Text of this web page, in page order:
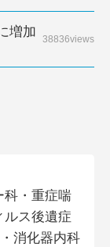
増加
38836views
科・重症喘
ルス後遺症
消化器内科